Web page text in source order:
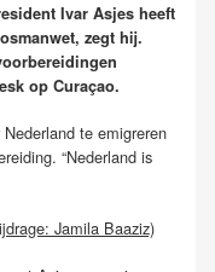
Ivar Asjes heeft
zegt hij.
op Curaçao.
te emigreren
“Nederland is
Jamila Baaziz)